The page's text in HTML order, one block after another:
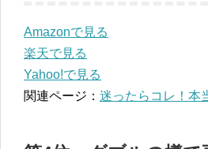
Amazonで見る
楽天で見る
Yahoo!で見る
関連ページ： 迷ったらコレ！本